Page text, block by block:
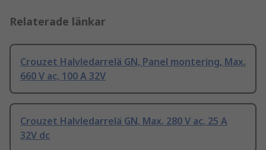
Relaterade länkar
Crouzet Halvledarrelä GN, Panel montering, Max.
660 V ac, 100 A 32V
Crouzet Halvledarrelä GN, Max. 280 V ac, 25 A
32V dc